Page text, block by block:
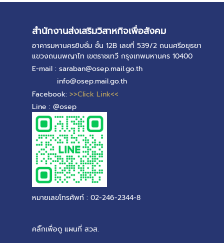
สำนักงานส่งเสริมวิสาหกิจเพื่อสังคม
อาคารมหานครยิบซั่ม ชั้น 12B เลขที่ 539/2 ถนนศรีอยุธยา
แขวงถนนพญาไท เขตราชเทวี กรุงเทพมหานคร 10400
E-mail : saraban@osep.mail.go.th
info@osep.mail.go.th
Facebook: >>Click Link<<
Line : @osep
หมายเลขโทรศัพท์ : 02-246-2344-8
คลิ๊กเพื่อดู แผนที่ สวส.